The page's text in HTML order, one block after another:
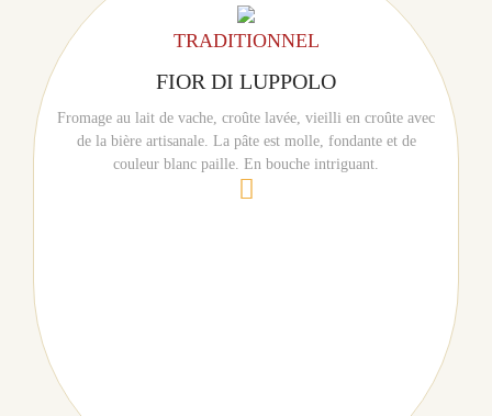
TRADITIONNEL
FIOR DI LUPPOLO
Fromage au lait de vache, croûte lavée, vieilli en croûte avec
de la bière artisanale. La pâte est molle, fondante et de
couleur blanc paille. En bouche intriguant.